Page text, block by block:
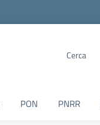
Cerca
PON PNRR